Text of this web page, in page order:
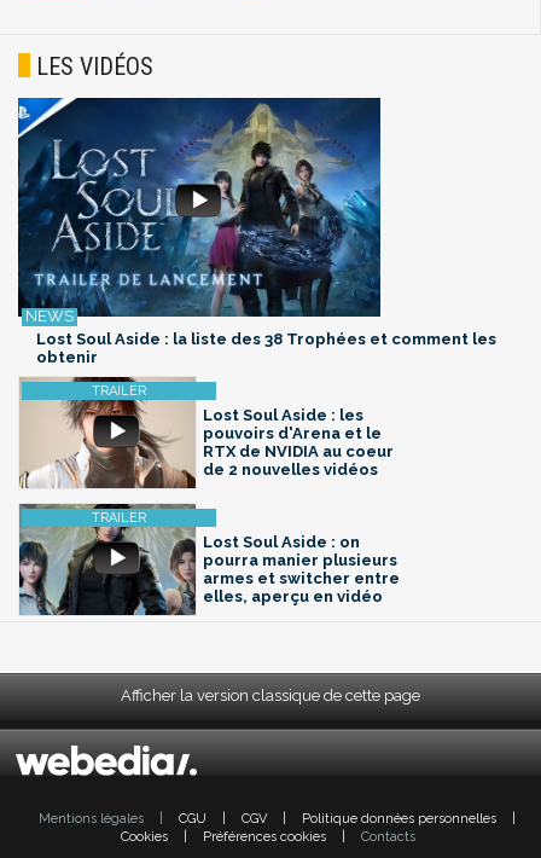
LES VIDÉOS
Lost Soul Aside : la liste des 38 Trophées et comment les
obtenir
Lost Soul Aside : les
pouvoirs d'Arena et le
RTX de NVIDIA au coeur
de 2 nouvelles vidéos
Lost Soul Aside : on
pourra manier plusieurs
armes et switcher entre
elles, aperçu en vidéo
Afficher la version classique de cette page
Mentions légales CGU CGV Politique données personnelles
Cookies
Préférences cookies Contacts